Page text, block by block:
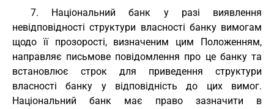
7. Національний банк у разі виявлення
невідповідності структури власності банку вимогам
щодо її прозорості, визначеним цим Положенням,
направляє письмове повідомлення про це банку та
встановлює строк для приведення структури
власності банку у відповідність до цих вимог.
Національний банк має право зазначити в